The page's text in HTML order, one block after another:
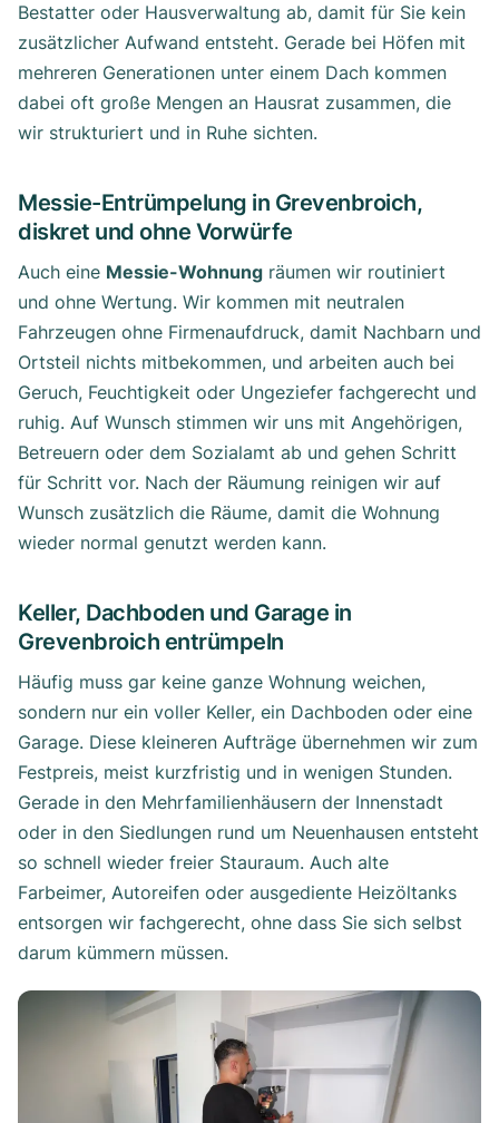
Bestatter oder Hausverwaltung ab, damit für Sie kein
zusätzlicher Aufwand entsteht. Gerade bei Höfen mit
mehreren Generationen unter einem Dach kommen
dabei oft große Mengen an Hausrat zusammen, die
wir strukturiert und in Ruhe sichten.
Messie-Entrümpelung in Grevenbroich,
diskret und ohne Vorwürfe
Auch eine Messie-Wohnung räumen wir routiniert
und ohne Wertung. Wir kommen mit neutralen
Fahrzeugen ohne Firmenaufdruck, damit Nachbarn und
Ortsteil nichts mitbekommen, und arbeiten auch bei
Geruch, Feuchtigkeit oder Ungeziefer fachgerecht und
ruhig. Auf Wunsch stimmen wir uns mit Angehörigen,
Betreuern oder dem Sozialamt ab und gehen Schritt
für Schritt vor. Nach der Räumung reinigen wir auf
Wunsch zusätzlich die Räume, damit die Wohnung
wieder normal genutzt werden kann.
Keller, Dachboden und Garage in
Grevenbroich entrümpeln
Häufig muss gar keine ganze Wohnung weichen,
sondern nur ein voller Keller, ein Dachboden oder eine
Garage. Diese kleineren Aufträge übernehmen wir zum
Festpreis, meist kurzfristig und in wenigen Stunden.
Gerade in den Mehrfamilienhäusern der Innenstadt
oder in den Siedlungen rund um Neuenhausen entsteht
so schnell wieder freier Stauraum. Auch alte
Farbeimer, Autoreifen oder ausgediente Heizöltanks
entsorgen wir fachgerecht, ohne dass Sie sich selbst
darum kümmern müssen.